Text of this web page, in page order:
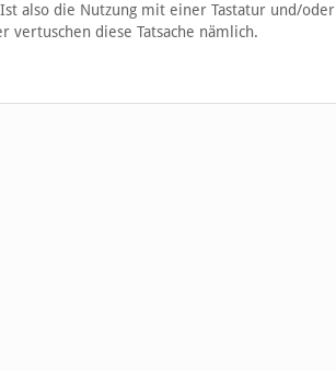
also die Nutzung mit einer Tastatur und/oder
vertuschen diese Tatsache nämlich.